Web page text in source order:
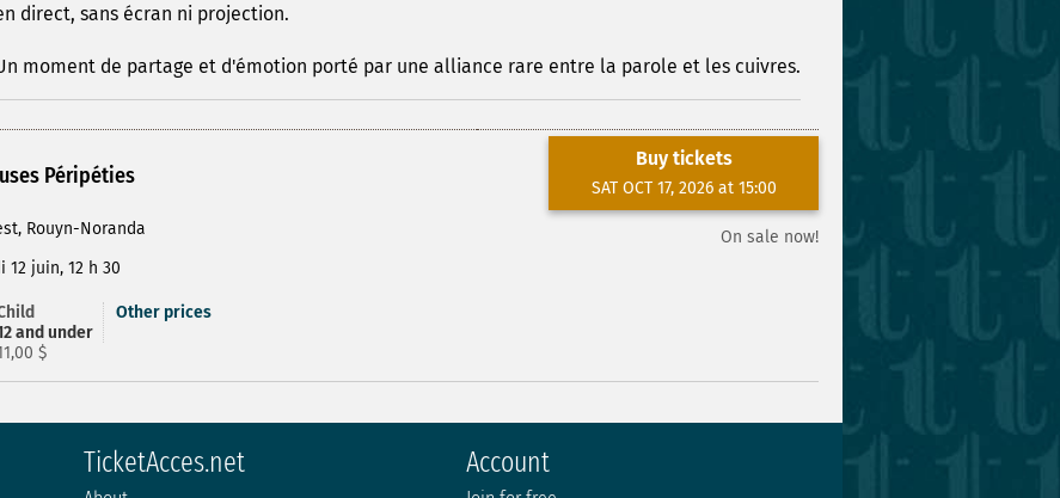
direct, sans écran ni projection.
moment de partage et d'émotion porté par une alliance rare entre la parole et les cuivres.
Péripéties
Rouyn-Noranda
juin, 12 h 30
and under
$
Other prices
Buy tickets
SAT OCT 17, 2026 at 15:00
On sale now!
TicketAcces.net Account